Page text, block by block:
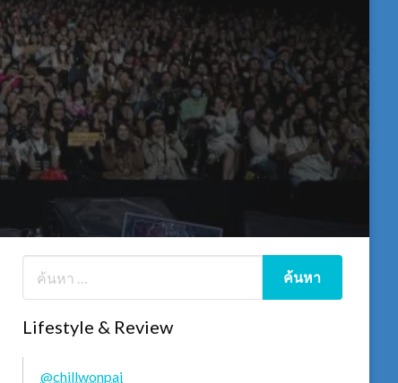
Lifestyle & Review
@chillwonpai